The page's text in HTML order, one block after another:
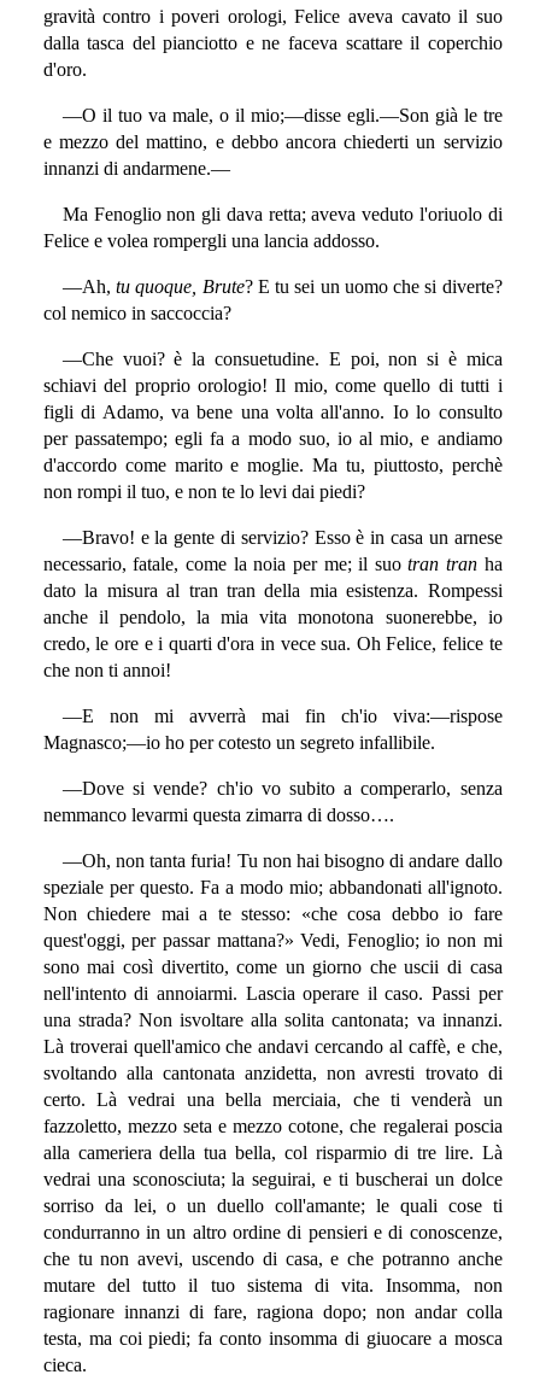
gravità contro i poveri orologi, Felice aveva cavato il suo
dalla tasca del pianciotto e ne faceva scattare il coperchio
d'oro.
—O il tuo va male, o il mio;—disse egli.—Son già le tre
e mezzo del mattino, e debbo ancora chiederti un servizio
innanzi di andarmene.—
Ma Fenoglio non gli dava retta; aveva veduto l'oriuolo di
Felice e volea rompergli una lancia addosso.
—Ah,tu quoque, Brute? E tu sei un uomo che si diverte?
col nemico in saccoccia?
—Che vuoi? è la consuetudine. E poi, non si è mica
schiavi del proprio orologio! Il mio, come quello di tutti i
figli di Adamo, va bene una volta all'anno. Io lo consulto
per passatempo; egli fa a modo suo, io al mio, e andiamo
d'accordo come marito e moglie. Ma tu, piuttosto, perchè
non rompi il tuo, e non te lo levi dai piedi?
—Bravo! e la gente di servizio? Esso è in casa un arnese
necessario, fatale, come la noia per me; il suotran tran ha
dato la misura al tran tran della mia esistenza. Rompessi
anche il pendolo, la mia vita monotona suonerebbe, io
credo, le ore e i quarti d'ora in vece sua. Oh Felice, felice te
che non ti annoi!
—E non mi avverrà mai fin ch'io viva:—rispose
Magnasco;—io ho per cotesto un segreto infallibile.
—Dove si vende? ch'io vo subito a comperarlo, senza
nemmanco levarmi questa zimarra di dosso….
—Oh, non tanta furia! Tu non hai bisogno di andare dallo
speziale per questo. Fa a modo mio; abbandonati all'ignoto.
Non chiedere mai a te stesso: «che cosa debbo io fare
quest'oggi, per passar mattana?» Vedi, Fenoglio; io non mi
sono mai così divertito, come un giorno che uscii di casa
nell'intento di annoiarmi. Lascia operare il caso. Passi per
una strada? Non isvoltare alla solita cantonata; va innanzi.
Là troverai quell'amico che andavi cercando al caffè, e che,
svoltando alla cantonata anzidetta, non avresti trovato di
certo. Là vedrai una bella merciaia, che ti venderà un
fazzoletto, mezzo seta e mezzo cotone, che regalerai poscia
alla cameriera della tua bella, col risparmio di tre lire. Là
vedrai una sconosciuta; la seguirai, e ti buscherai un dolce
sorriso da lei, o un duello coll'amante; le quali cose ti
condurranno in un altro ordine di pensieri e di conoscenze,
che tu non avevi, uscendo di casa, e che potranno anche
mutare del tutto il tuo sistema di vita. Insomma, non
ragionare innanzi di fare, ragiona dopo; non andar colla
testa, ma coi piedi; fa conto insomma di giuocare a mosca
cieca.